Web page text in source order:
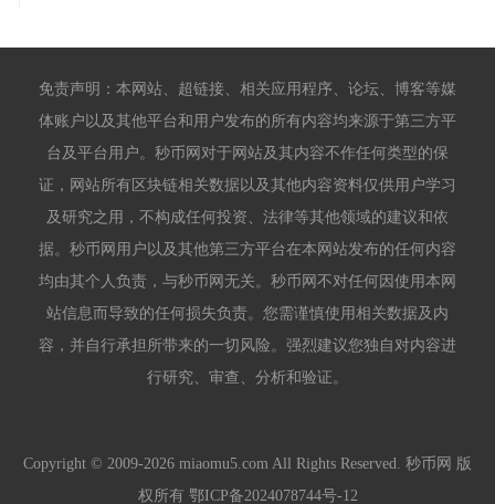
免责声明：本网站、超链接、相关应用程序、论坛、博客等媒
体账户以及其他平台和用户发布的所有内容均来源于第三方平
台及平台用户。秒币网对于网站及其内容不作任何类型的保
证，网站所有区块链相关数据以及其他内容资料仅供用户学习
及研究之用，不构成任何投资、法律等其他领域的建议和依
据。秒币网用户以及其他第三方平台在本网站发布的任何内容
均由其个人负责，与秒币网无关。秒币网不对任何因使用本网
站信息而导致的任何损失负责。您需谨慎使用相关数据及内
容，并自行承担所带来的一切风险。强烈建议您独自对内容进
行研究、审查、分析和验证。
Copyright © 2009-2026 miaomu5.com All Rights Reserved. 秒币网 版
权所有 鄂ICP备2024078744号-12